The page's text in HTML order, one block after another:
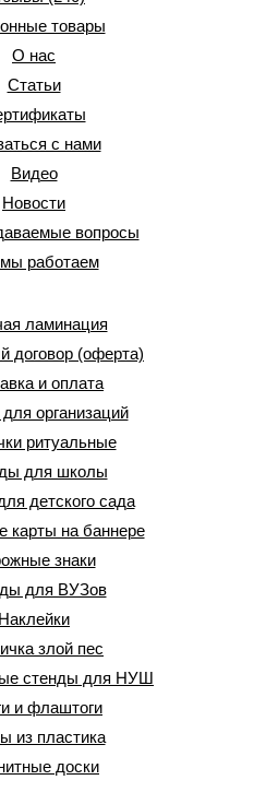
товары
О нас
Статьи
с нами
Видео
Новости
вопросы
работаем
ламинация
договор (оферта)
и оплата
организаций
ритуальные
для школы
детского сада
карты на баннере
знаки
для ВУЗов
Наклейки
злой пес
стенды для НУШ
и флаштоги
из пластика
доски